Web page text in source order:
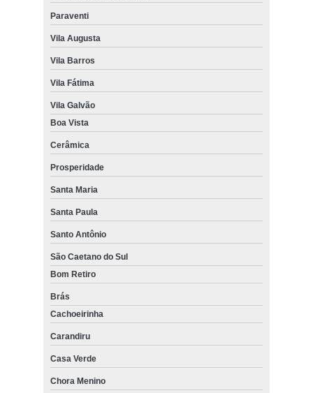
Paraventi
Vila Augusta
Vila Barros
Vila Fátima
Vila Galvão
Boa Vista
Cerâmica
Prosperidade
Santa Maria
Santa Paula
Santo Antônio
São Caetano do Sul
Bom Retiro
Brás
Cachoeirinha
Carandiru
Casa Verde
Chora Menino